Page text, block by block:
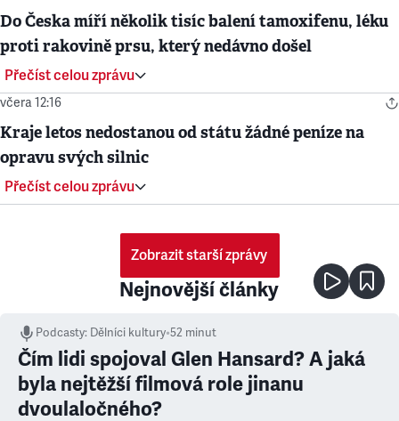
Do Česka míří několik tisíc balení tamoxifenu, léku
proti rakovině prsu, který nedávno došel
Přečíst celou zprávu
včera 12:16
Kraje letos nedostanou od státu žádné peníze na
opravu svých silnic
Přečíst celou zprávu
Zobrazit starší zprávy
Nejnovější články
Podcasty: Dělníci kultury•52 minut
Čím lidi spojoval Glen Hansard? A jaká
byla nejtěžší filmová role jinanu
dvoulaločného?